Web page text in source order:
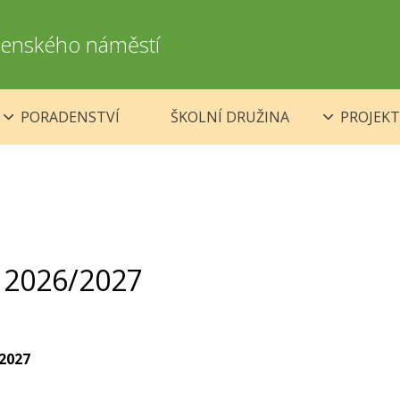
náměstí
PORADENSTVÍ ŠKOLNÍ DRUŽINA
2027